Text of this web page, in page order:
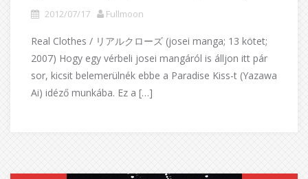
2012/07/17 Fullmoon
Real Clothes / リアルクローズ (josei manga; 13 kötet;
2007) Hogy egy vérbeli josei mangáról is álljon itt pár
sor, kicsit belemerülnék ebbe a Paradise Kiss-t (Yazawa
Ai) idéző munkába. Ez a […]